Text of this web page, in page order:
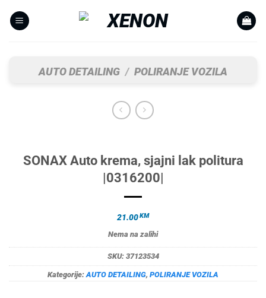
AUTO DETAILING / POLIRANJE VOZILA
SONAX Auto krema, sjajni lak politura
|0316200|
21.00KM
Nema na zalihi
SKU: 37123534
Kategorije: AUTO DETAILING, POLIRANJE VOZILA